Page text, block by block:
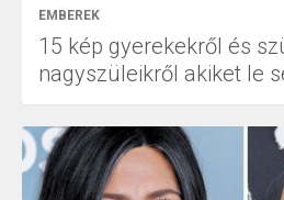
EMBEREK
15 kép gyerekekről és
nagyszüleikről akiket le